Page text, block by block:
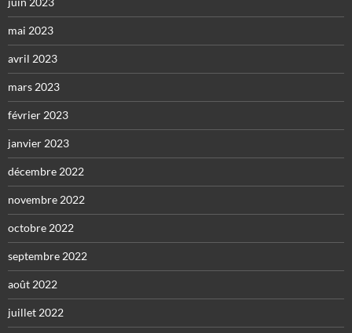
mai 2023
avril 2023
mars 2023
février 2023
janvier 2023
décembre 2022
novembre 2022
octobre 2022
septembre 2022
août 2022
juillet 2022